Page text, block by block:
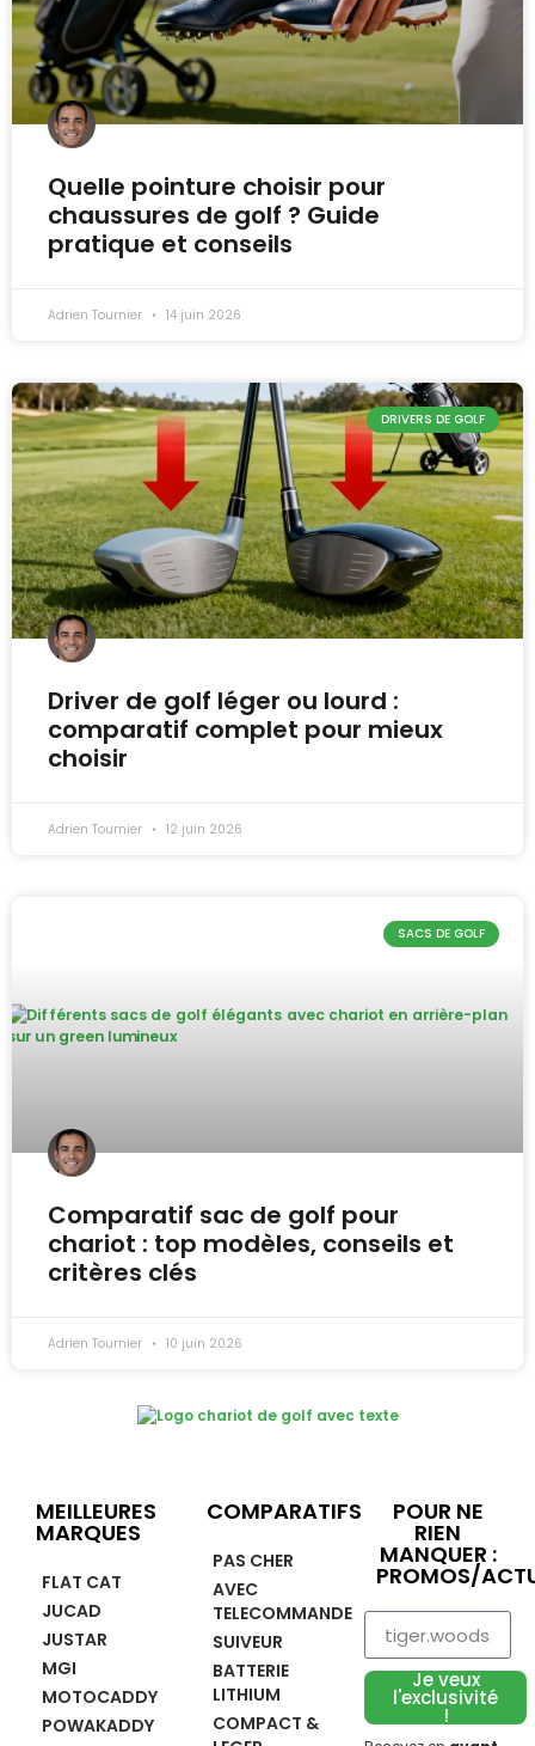
Quelle pointure choisir pour
chaussures de golf ? Guide
pratique et conseils
Adrien Tournier 14 juin 2026
DRIVERS DE GOLF
Driver de golf léger ou lourd :
comparatif complet pour mieux
choisir
Adrien Tournier 12 juin 2026
SACS DE GOLF
Comparatif sac de golf pour
chariot : top modèles, conseils et
critères clés
Adrien Tournier 10 juin 2026
MEILLEURES
MARQUES
FLAT CAT
JUCAD
JUSTAR
MGI
MOTOCADDY
POWAKADDY
COMPARATIFS
PAS CHER
AVEC
TELECOMMANDE
SUIVEUR
BATTERIE
LITHIUM
COMPACT &
POUR NE
RIEN
MANQUER :
PROMOS/
Je veux
l'exclusivité
!